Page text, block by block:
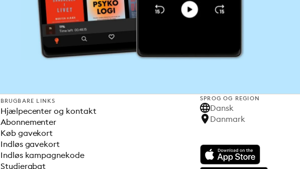
BRUGBARE LINKS
Hjælpecenter og kontakt
Abonnementer
Køb gavekort
Indløs gavekort
Indløs kampagnekode
Studierabat
SPROG OG REGION
Dansk
Danmark